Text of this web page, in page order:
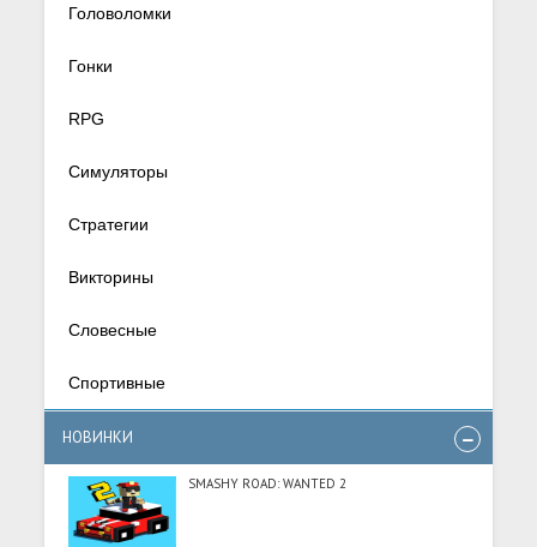
Головоломки
Гонки
RPG
Симуляторы
Стратегии
Викторины
Словесные
Спортивные
НОВИНКИ
SMASHY ROAD: WANTED 2